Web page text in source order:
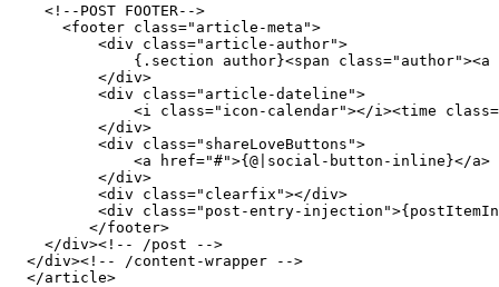
    <!--POST FOOTER-->
      <footer class="article-meta">
          <div class="article-author">
{.section author}<span
          </div>
          <div class="article-dateline">
<i class="icon-calendar"></i><time
          </div>
          <div class="shareLoveButtons">
              <a href="#">{@|social-button-inline}</a>
          </div>
          <div class="clearfix"></div>
<div class="post-entry-
         </footer>
    </div><!-- /post -->
  </div><!-- /content-wrapper -->
  </article>